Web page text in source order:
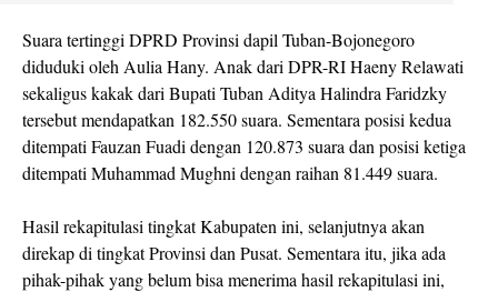
Suara tertinggi DPRD Provinsi dapil Tuban-Bojonegoro
diduduki oleh Aulia Hany. Anak dari DPR-RI Haeny Relawati
sekaligus kakak dari Bupati Tuban Aditya Halindra Faridzky
tersebut mendapatkan 182.550 suara. Sementara posisi kedua
ditempati Fauzan Fuadi dengan 120.873 suara dan posisi ketiga
ditempati Muhammad Mughni dengan raihan 81.449 suara.
Hasil rekapitulasi tingkat Kabupaten ini, selanjutnya akan
direkap di tingkat Provinsi dan Pusat. Sementara itu, jika ada
pihak-pihak yang belum bisa menerima hasil rekapitulasi ini,